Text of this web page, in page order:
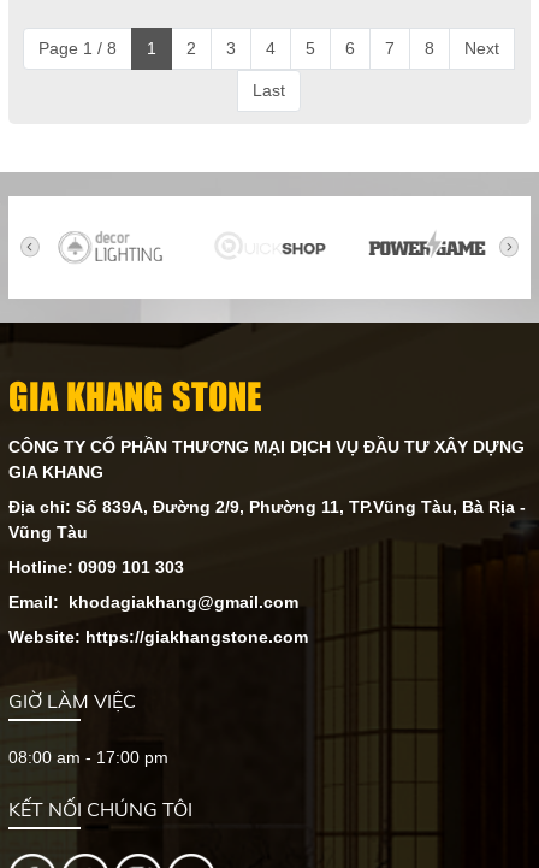
Page 1 / 8 1 2 3 4 5 6 7 8 Next
Last
GIA KHANG STONE
CÔNG TY CỔ PHẦN THƯƠNG MẠI DỊCH VỤ ĐẦU TƯ XÂY DỰNG
GIA KHANG
Địa chỉ: Số 839A, Đường 2/9, Phường 11, TP.Vũng Tàu, Bà Rịa -
Vũng Tàu
Hotline: 0909 101 303
Email: khodagiakhang@gmail.com
Website: https://giakhangstone.com
GIỜ LÀM VIỆC
08:00 am - 17:00 pm
KẾT NỐI CHÚNG TÔI